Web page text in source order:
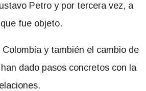
Petro y por tercera vez, a
fue objeto.
y también el cambio de
dado pasos concretos con la